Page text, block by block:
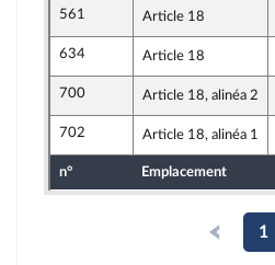
561 Article 18
634 Article 18
700 Article 18, alinéa 2
702 Article 18, alinéa 1
n° Emplacement
1